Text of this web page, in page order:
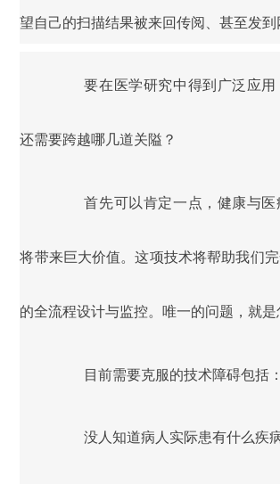
望自己的扫描结果被来回传阅、甚至发
要在医学研究中得到广泛应
还需要跨越哪几道关隘？
首先可以肯定一点，健康与
将带来巨大价值。这项技术将帮助我们
的全流程设计与监控。唯一的问题，就是
目前需要克服的技术障碍包括：
没人知道病人实际患有什么疾